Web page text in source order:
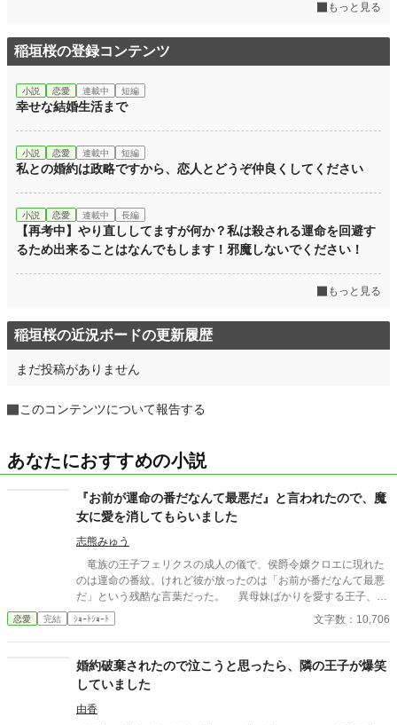
もっと見る
稲垣桜の登録コンテンツ
小説 恋愛 連載中 短編
幸せな結婚生活まで
小説 恋愛 連載中 短編
私との婚約は政略ですから、恋人とどうぞ仲良くしてください
小説 恋愛 連載中 長編
【再考中】やり直ししてますが何か？私は殺される運命を回避す
るため出来ることはなんでもします！邪魔しないでください！
もっと見る
稲垣桜の近況ボードの更新履歴
まだ投稿がありません
このコンテンツについて報告する
あなたにおすすめの小説
『お前が運命の番だなんて最悪だ』と言われたので、魔
女に愛を消してもらいました
志熊みゅう
竜族の王子フェリクスの成人の儀で、侯爵令嬢クロエに現れた
のは運命の番紋。けれど彼が放ったのは「お前が番だなんて最悪
だ」という残酷な言葉だった。 異母妹ばかりを愛する王子、家
族に疎まれる日々に耐えきれなくなったクロエは、半地下に住む
魔女へ願う。「この愛を消してください」と。 恋も嫉妬も失
から使者が現れる。異母妹の魅了が暴かれ、王子は今さら真実の
愛を誓うが、クロエの心にはもう何も響かない。愛されなかった
令嬢と、愛を取り戻したい竜王子。番たちの行く末は――。
恋愛 完結 ｼｮｰﾄｼｮｰﾄ 文字数：10,706
婚約破棄されたので泣こうと思ったら、隣の王子が爆笑
していました
由香